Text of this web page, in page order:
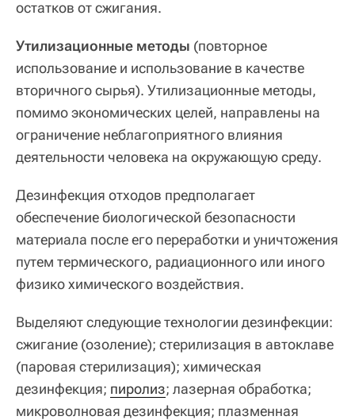
остатков от сжигания.
Утилизационные методы (повторное
использование и использование в качестве
вторичного сырья). Утилизационные методы,
помимо экономических целей, направлены на
ограничение неблагоприятного влияния
деятельности человека на окружающую среду.
Дезинфекция отходов предполагает
обеспечение биологической безопасности
материала после его переработки и уничтожения
путем термического, радиационного или иного
физико химического воздействия.
Выделяют следующие технологии дезинфекции:
сжигание (озоление); стерилизация в автоклаве
(паровая стерилизация); химическая
дезинфекция; пиролиз; лазерная обработка;
микроволновая дезинфекция; плазменная